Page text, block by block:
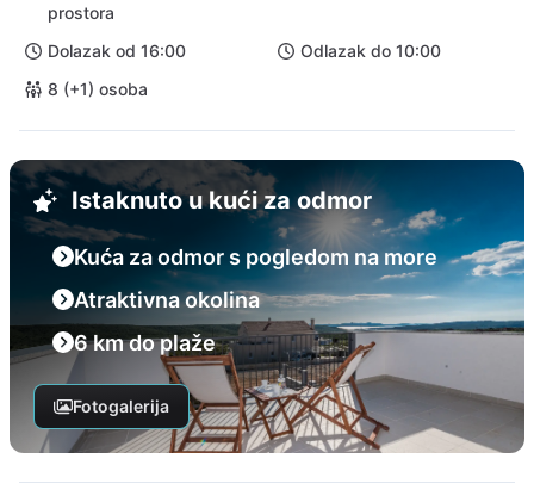
prostora
Dolazak od 16:00
Odlazak do 10:00
8 (+1) osoba
Istaknuto u kući za odmor
Kuća za odmor s pogledom na more
Atraktivna okolina
6 km do plaže
Fotogalerija